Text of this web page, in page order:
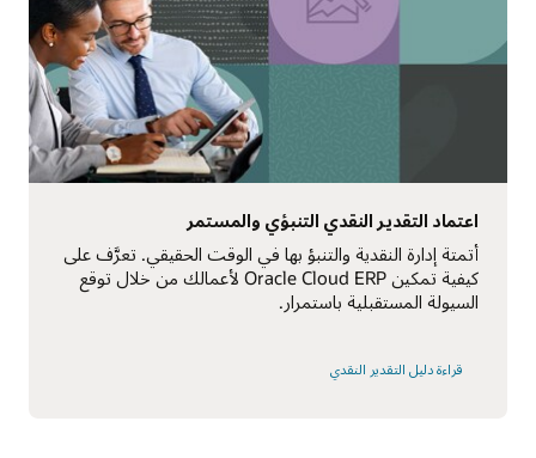
اعتماد التقدير النقدي التنبؤي والمستمر
أتمتة إدارة النقدية والتنبؤ بها في الوقت الحقيقي. تعرَّف على
كيفية تمكين Oracle Cloud ERP لأعمالك من خلال توقع
السيولة المستقبلية باستمرار.
قراءة دليل التقدير النقدي